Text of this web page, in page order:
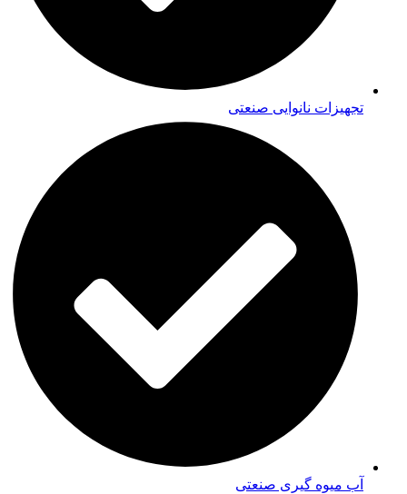
تجهیزات نانوایی صنعتی
آب میوه گیری صنعتی